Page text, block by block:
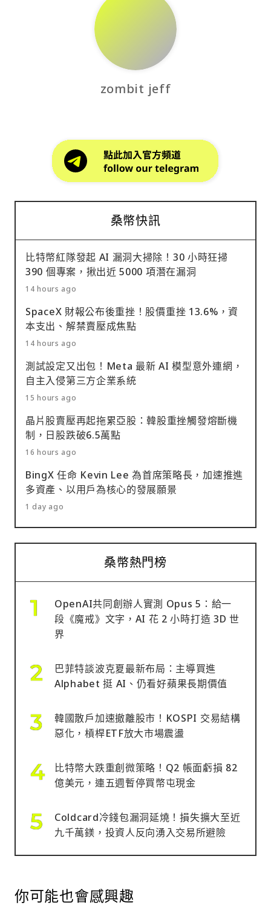
zombit jeff
桑幣快訊
比特幣紅隊發起 AI 漏洞大掃除！30 小時狂掃
390 個專案，揪出近 5000 項潛在漏洞
14 hours ago
SpaceX 財報公布後重挫！股價重挫 13.6%，資
本支出、解禁賣壓成焦點
14 hours ago
測試設定又出包！Meta 最新 AI 模型意外連網，
自主入侵第三方企業系統
15 hours ago
晶片股賣壓再起拖累亞股：韓股重挫觸發熔斷機
制，日股跌破6.5萬點
16 hours ago
BingX 任命 Kevin Lee 為首席策略長，加速推進
多資產、以用戶為核心的發展願景
1 day ago
桑幣熱門榜
OpenAI共同創辦人實測 Opus 5：給一
段《魔戒》文字，AI 花 2 小時打造 3D 世
界
巴菲特談波克夏最新布局：主導買進
Alphabet 挺 AI、仍看好蘋果長期價值
韓國散戶加速撤離股市！KOSPI 交易結構
惡化，槓桿ETF放大市場震盪
比特幣大跌重創微策略！Q2 帳面虧損 82
億美元，連五週暫停買幣屯現金
Coldcard冷錢包漏洞延燒！損失擴大至近
九千萬鎂，投資人反向湧入交易所避險
你可能也會感興趣